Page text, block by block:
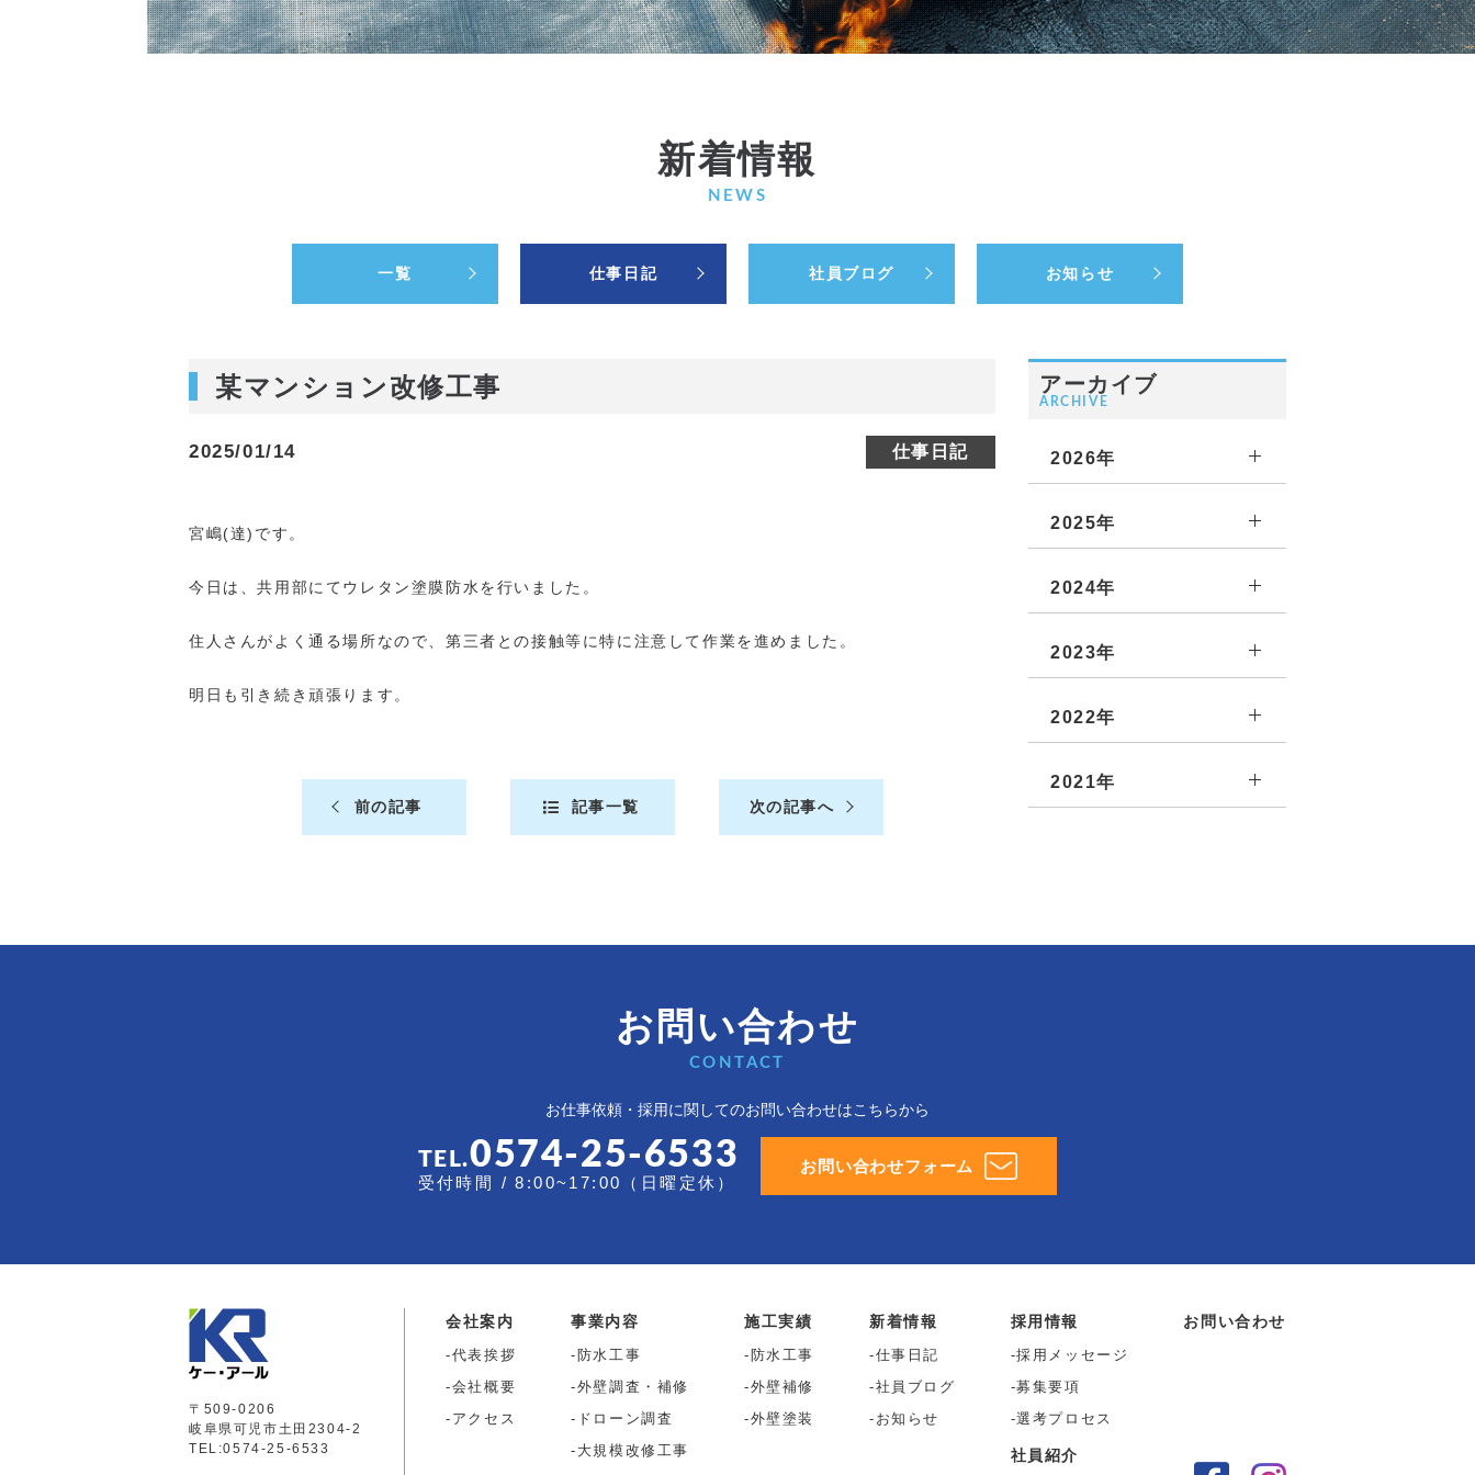
新着情報
NEWS
一覧 仕事日記 社員ブログ お知らせ
某マンション改修工事
2025/01/14 仕事日記
宮嶋(達)です。
今日は、共用部にてウレタン塗膜防水を行いました。
住人さんがよく通る場所なので、第三者との接触等に特に注意して作業を進めました。
明日も引き続き頑張ります。
前の記事 記事一覧 次の記事へ
アーカイブ
ARCHIVE
2026年
2025年
2024年
2023年
2022年
2021年
お問い合わせ
CONTACT
お仕事依頼・採用に関してのお問い合わせはこちらから
TEL.0574-25-6533
受付時間 / 8:00~17:00（日曜定休）
お問い合わせフォーム
〒509-0206
岐阜県可児市土田2304-2
TEL:0574-25-6533
会社案内
代表挨拶
会社概要
アクセス
事業内容
防水工事
外壁調査・補修
ドローン調査
大規模改修工事
施工実績
防水工事
外壁補修
外壁塗装
新着情報
仕事日記
社員ブログ
お知らせ
採用情報
採用メッセージ
募集要項
選考プロセス
社員紹介
お問い合わせ